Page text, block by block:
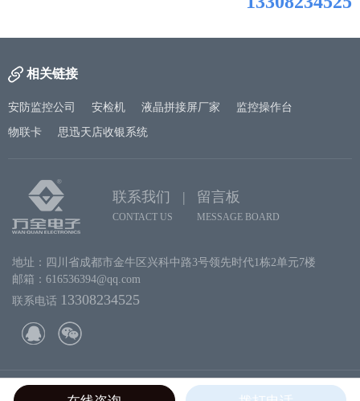
相关链接
安防监控公司 安检机 液晶拼接屏厂家 监控操作台
物联卡 思迅天店收银系统
联系我们 |
CONTACT US
留言板
MESSAGE BOARD
地址：四川省成都市金牛区兴科中路3号领先时代1栋2单元7楼
邮箱：616536394@qq.com
联系电话 13308234525
Copyright 2019 成都万全电子. ALL Rights Reserved.
蜀ICP备09005400号-1